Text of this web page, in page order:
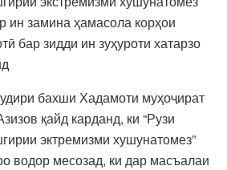
ин замина ҳамасола корҳои
бар зидди ин зуҳуроти хатарзо
бахши Хадамоти муҳоҷират
қайд карданд, ки “Рузи
эктремизми хушунатомез”
водор месозад, ки дар масъалаи